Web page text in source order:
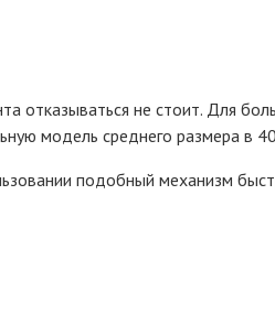
отказываться не стоит. Для
модель среднего размера в
подобный механизм